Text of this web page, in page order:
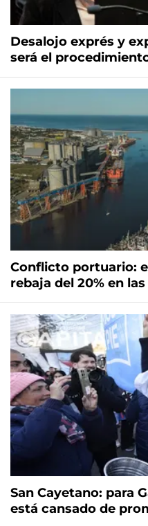
Desalojo exprés y
será el
Conflicto portuario:
rebaja del 20% en
San Cayetano: para
está cansado de